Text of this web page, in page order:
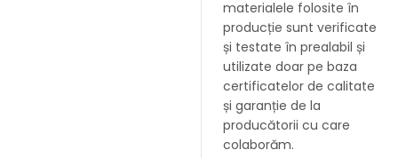
materialele folosite în
producție sunt verificate
și testate în prealabil și
utilizate doar pe baza
certificatelor de calitate
și garanție de la
producătorii cu care
colaborăm.